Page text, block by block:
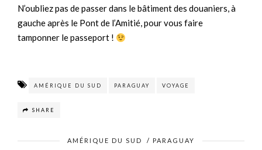
N’oubliez pas de passer dans le bâtiment des douaniers, à
gauche après le Pont de l’Amitié, pour vous faire
tamponner le passeport !
AMÉRIQUE DU SUD PARAGUAY VOYAGE
SHARE
AMÉRIQUE DU SUD / PARAGUAY